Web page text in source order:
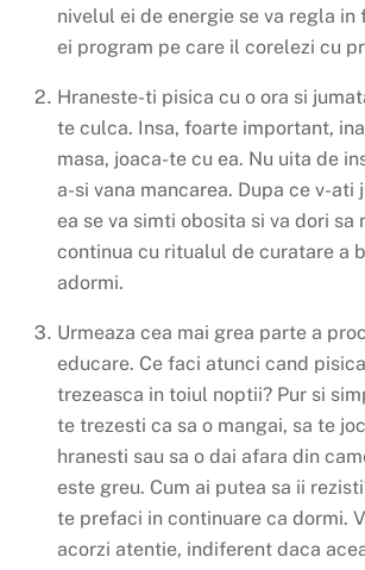
nivelul ei de energie se va regla in
ei program pe care il corelezi cu
Hraneste-ti pisica cu o ora si
te culca. Insa, foarte important,
masa, joaca-te cu ea. Nu uita de
a-si vana mancarea. Dupa ce v-ati
ea se va simti obosita si va dori sa
continua cu ritualul de curatare a
adormi.
Urmeaza cea mai grea parte a
educare. Ce faci atunci cand
trezeasca in toiul noptii? Pur si
te trezesti ca sa o mangai, sa te
hranesti sau sa o dai afara din
este greu. Cum ai putea sa ii
te prefaci in continuare ca dormi.
acorzi atentie, indiferent daca